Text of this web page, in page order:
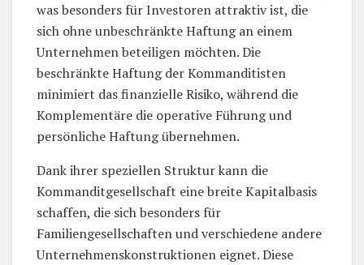
was besonders für Investoren attraktiv ist, die
sich ohne unbeschränkte Haftung an einem
Unternehmen beteiligen möchten. Die
beschränkte Haftung der Kommanditisten
minimiert das finanzielle Risiko, während die
Komplementäre die operative Führung und
persönliche Haftung übernehmen.
Dank ihrer speziellen Struktur kann die
Kommanditgesellschaft eine breite Kapitalbasis
schaffen, die sich besonders für
Familiengesellschaften und verschiedene andere
Unternehmenskonstruktionen eignet. Diese